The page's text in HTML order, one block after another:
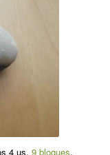
4 us, 9 bloques,